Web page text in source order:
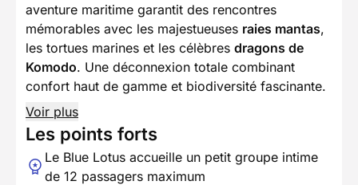
aventure maritime garantit des rencontres
mémorables avec les majestueuses raies mantas,
les tortues marines et les célèbres dragons de
Komodo. Une déconnexion totale combinant
confort haut de gamme et biodiversité fascinante.
Voir plus
Les points forts
Le Blue Lotus accueille un petit groupe intime
de 12 passagers maximum